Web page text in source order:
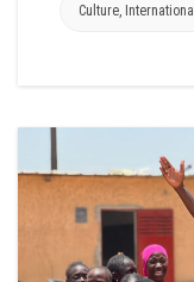
Culture, International